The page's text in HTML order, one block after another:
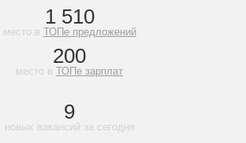
1 510
место в ТОПе предложений
200
место в ТОПе зарплат
9
новых вакансий за сегодня